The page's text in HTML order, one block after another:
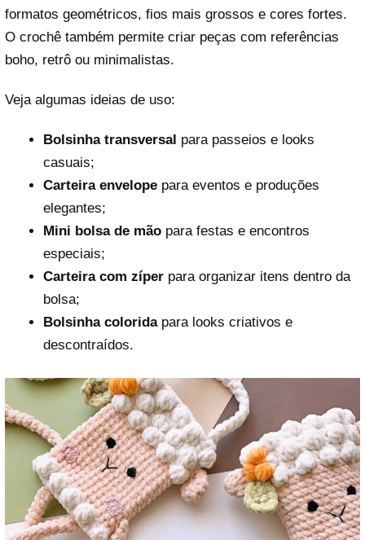
formatos geométricos, fios mais grossos e cores fortes.
O crochê também permite criar peças com referências
boho, retrô ou minimalistas.
Veja algumas ideias de uso:
Bolsinha transversal para passeios e looks
casuais;
Carteira envelopepara eventos e produções
elegantes;
Mini bolsa de mãopara festas e encontros
especiais;
Carteira com zíperpara organizar itens dentro da
bolsa;
Bolsinha coloridapara looks criativos e
descontraídos.